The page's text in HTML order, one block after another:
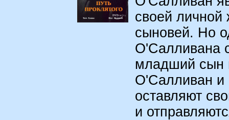
своей личной
сыновей. Но
О'Салливана
младший сын
О'Салливан и
оставляют
и